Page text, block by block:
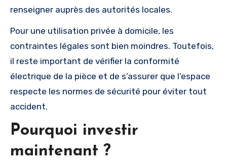
renseigner auprès des autorités locales.
Pour une utilisation privée à domicile, les
contraintes légales sont bien moindres. Toutefois,
il reste important de vérifier la conformité
électrique de la pièce et de s’assurer que l’espace
respecte les normes de sécurité pour éviter tout
accident.
Pourquoi investir
maintenant ?